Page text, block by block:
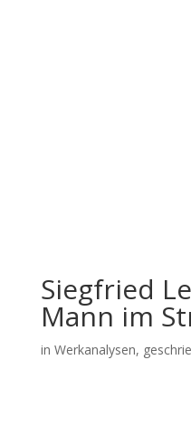
Siegfried
Mann im
in Werkanalysen,